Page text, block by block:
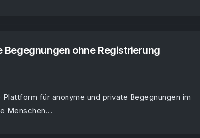
Begegnungen ohne Registrierung
für anonyme und private Begegnungen im
Menschen...